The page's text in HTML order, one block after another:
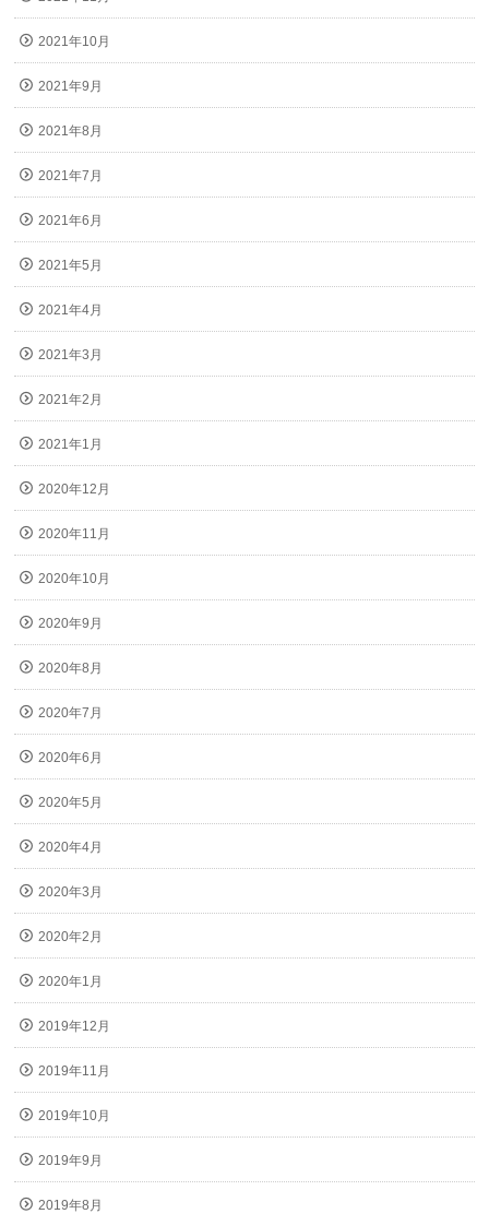
2021年10月
2021年9月
2021年8月
2021年7月
2021年6月
2021年5月
2021年4月
2021年3月
2021年2月
2021年1月
2020年12月
2020年11月
2020年10月
2020年9月
2020年8月
2020年7月
2020年6月
2020年5月
2020年4月
2020年3月
2020年2月
2020年1月
2019年12月
2019年11月
2019年10月
2019年9月
2019年8月